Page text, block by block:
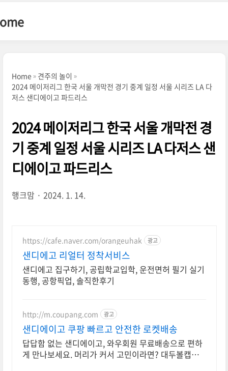
Home
견주의 놀이
2024 메이저리그 한국 서울 개막전 경기 중계 일정 서울 시리즈 LA 다
저스 샌디에이고 파드리스
2024 메이저리그 한국 서울 개막전 경
기 중계 일정 서울 시리즈 LA 다저스 샌
디에이고 파드리스
행크맘 2024. 1. 14.
https://cafe.naver.com/orangeuhak 광고
샌디에고 리얼터 정착서비스
샌디에고 집구하기, 공립학교입학, 운전면허 필기 실기
동행, 공항픽업, 솔직한후기
http://m.coupang.com 광고
샌디에이고 쿠팡 빠르고 안전한 로켓배송
답답함 없는 샌디에이고, 와우회원 무료배송으로 편하
게 만나보세요. 머리가 커서 고민이라면? 대두볼캡으